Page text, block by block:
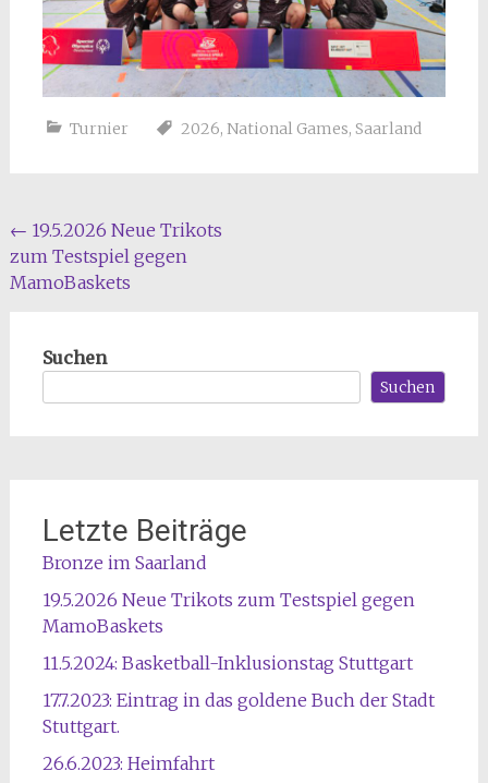
Turnier 2026, National Games, Saarland
Beitragsnavigation
← 19.5.2026 Neue Trikots
zum Testspiel gegen
MamoBaskets
Suchen
Suchen
Letzte Beiträge
Bronze im Saarland
19.5.2026 Neue Trikots zum Testspiel gegen
MamoBaskets
11.5.2024: Basketball-Inklusionstag Stuttgart
17.7.2023: Eintrag in das goldene Buch der Stadt
Stuttgart.
26.6.2023: Heimfahrt